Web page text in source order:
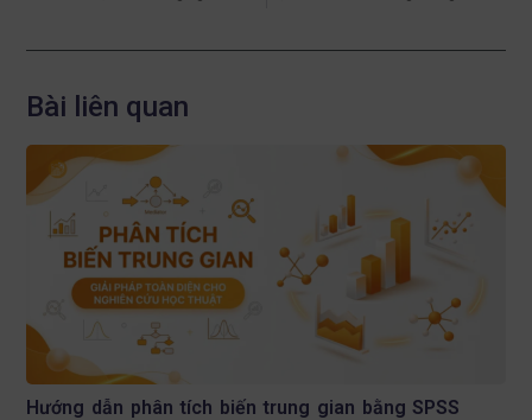
Bài liên quan
Hướng dẫn phân tích biến trung gian bằng SPSS